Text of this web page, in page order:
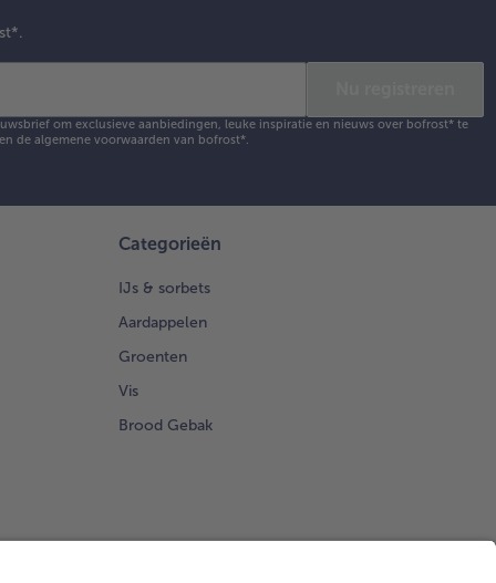
om exclusieve aanbiedingen, leuke inspiratie en nieuws over bofrost* te
en de algemene voorwaarden van bofrost*.
Categorieën
IJs & sorbets
Aardappelen
Groenten
Vis
Brood Gebak